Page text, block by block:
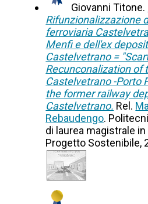
Giovanni Titone.
Rifunzionalizzazione
ferroviaria
Menfi e dell'ex
Castelvetrano =
Recunconalization of
Castelvetrano -Porto
the former railway
Castelvetrano. Rel.
Rebaudengo.
di laurea magistrale
Progetto Sostenibile,